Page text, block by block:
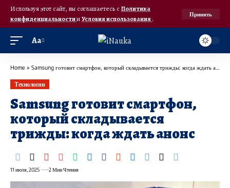
Используя этот сайт, вы соглашаетесь с Политика
конфиденциальностииУсловия использования.
Принять
Аа
Home » Samsung готовит смартфон, который складывается трижды: когда ждать анонс
Технологии
Samsung готовит смартфон,
который складывается
трижды: когда ждать анонс
11 июля, 2025 2 Мин Чтения